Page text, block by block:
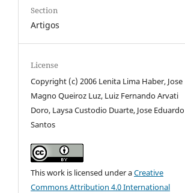
Section
Artigos
License
Copyright (c) 2006 Lenita Lima Haber, Jose
Magno Queiroz Luz, Luiz Fernando Arvati
Doro, Laysa Custodio Duarte, Jose Eduardo
Santos
This work is licensed under aCreative
Commons Attribution 4.0 International